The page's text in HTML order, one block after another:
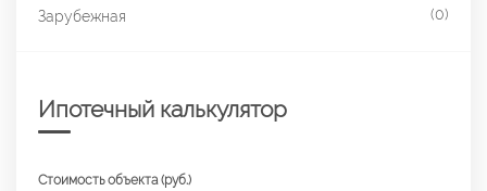
Зарубежная (0)
Ипотечный калькулятор
Стоимость объекта (руб.)